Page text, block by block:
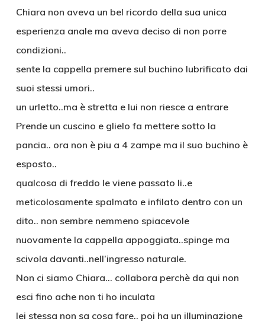
Chiara non aveva un bel ricordo della sua unica
esperienza anale ma aveva deciso di non porre
condizioni..
sente la cappella premere sul buchino lubrificato dai
suoi stessi umori..
un urletto..ma è stretta e lui non riesce a entrare
Prende un cuscino e glielo fa mettere sotto la
pancia.. ora non è piu a 4 zampe ma il suo buchino è
esposto..
qualcosa di freddo le viene passato li..e
meticolosamente spalmato e infilato dentro con un
dito.. non sembre nemmeno spiacevole
nuovamente la cappella appoggiata..spinge ma
scivola davanti..nell’ingresso naturale.
Non ci siamo Chiara… collabora perchè da qui non
esci fino ache non ti ho inculata
lei stessa non sa cosa fare.. poi ha un illuminazione